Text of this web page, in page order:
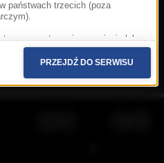
oznacza akceptację
.© 2026 Radio Muzyka
RMF sp. z o.o. sp. k.
państwach trzecich (poza
sprostowania, usunięcia lub
a także złożenia skargi do
Osobowych. W polityce prywatności
swoje prawa. Szczegółowe
Twoich danych znajdują się w
PRZEJDŹ DO SERWISU